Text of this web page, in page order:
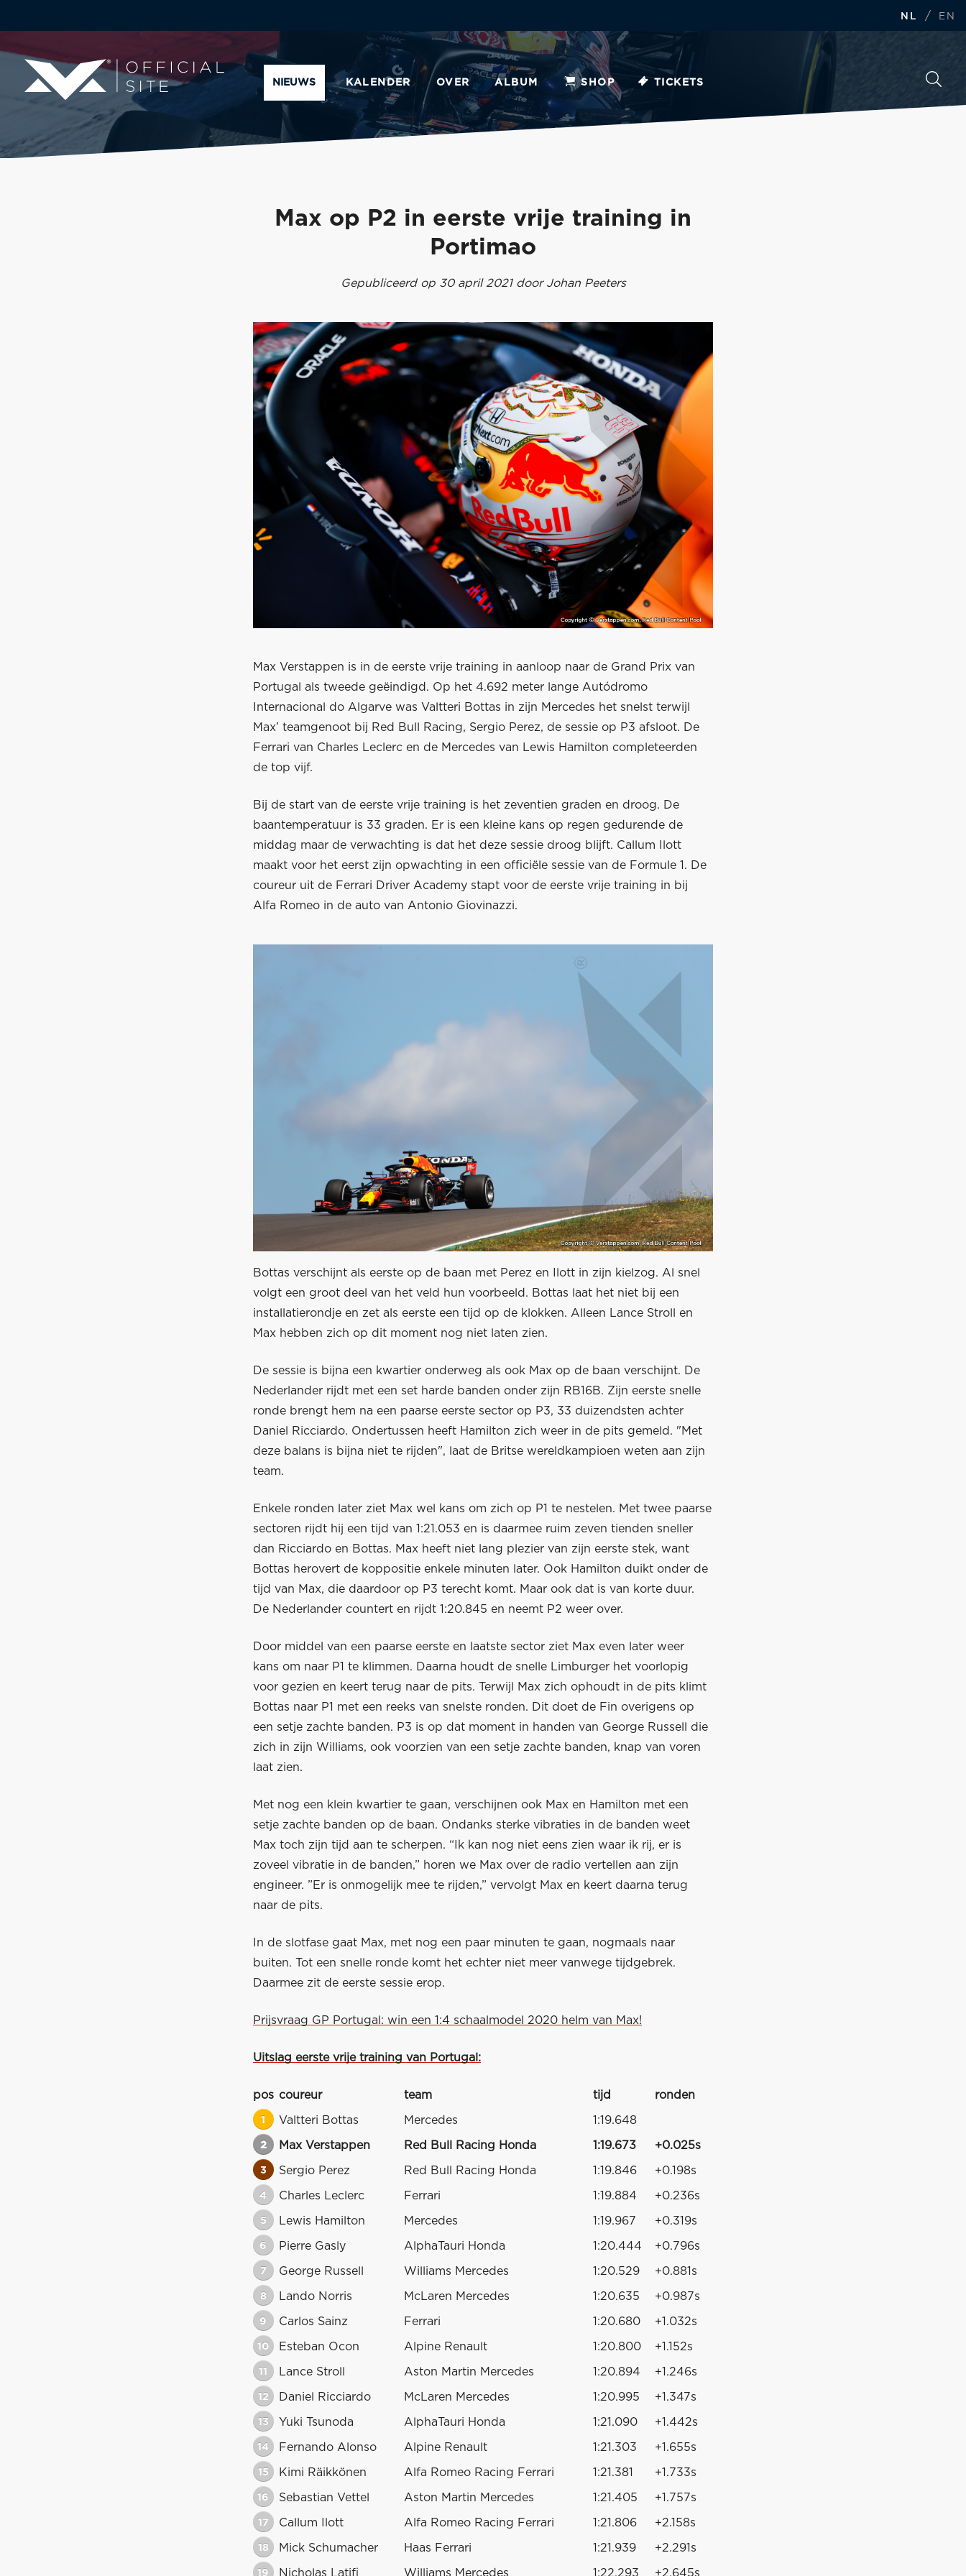
NL / EN
NIEUWS KALENDER OVER ALBUM SHOP TICKETS
Max op P2 in eerste vrije training in
Portimao
Gepubliceerd op 30 april 2021 door Johan Peeters
Max Verstappen is in de eerste vrije training in aanloop naar de Grand Prix van
Portugal als tweede geëindigd. Op het 4.692 meter lange Autódromo
Internacional do Algarve was Valtteri Bottas in zijn Mercedes het snelst terwijl
Max’ teamgenoot bij Red Bull Racing, Sergio Perez, de sessie op P3 afsloot. De
Ferrari van Charles Leclerc en de Mercedes van Lewis Hamilton completeerden
de top vijf.
Bij de start van de eerste vrije training is het zeventien graden en droog. De
baantemperatuur is 33 graden. Er is een kleine kans op regen gedurende de
middag maar de verwachting is dat het deze sessie droog blijft. Callum Ilott
maakt voor het eerst zijn opwachting in een officiële sessie van de Formule 1. De
coureur uit de Ferrari Driver Academy stapt voor de eerste vrije training in bij
Alfa Romeo in de auto van Antonio Giovinazzi.
Bottas verschijnt als eerste op de baan met Perez en Ilott in zijn kielzog. Al snel
volgt een groot deel van het veld hun voorbeeld. Bottas laat het niet bij een
installatierondje en zet als eerste een tijd op de klokken. Alleen Lance Stroll en
Max hebben zich op dit moment nog niet laten zien.
De sessie is bijna een kwartier onderweg als ook Max op de baan verschijnt. De
Nederlander rijdt met een set harde banden onder zijn RB16B. Zijn eerste snelle
ronde brengt hem na een paarse eerste sector op P3, 33 duizendsten achter
Daniel Ricciardo. Ondertussen heeft Hamilton zich weer in de pits gemeld. "Met
deze balans is bijna niet te rijden", laat de Britse wereldkampioen weten aan zijn
team.
Enkele ronden later ziet Max wel kans om zich op P1 te nestelen. Met twee paarse
sectoren rijdt hij een tijd van 1:21.053 en is daarmee ruim zeven tienden sneller
dan Ricciardo en Bottas. Max heeft niet lang plezier van zijn eerste stek, want
Bottas herovert de koppositie enkele minuten later. Ook Hamilton duikt onder de
tijd van Max, die daardoor op P3 terecht komt. Maar ook dat is van korte duur.
De Nederlander countert en rijdt 1:20.845 en neemt P2 weer over.
Door middel van een paarse eerste en laatste sector ziet Max even later weer
kans om naar P1 te klimmen. Daarna houdt de snelle Limburger het voorlopig
voor gezien en keert terug naar de pits. Terwijl Max zich ophoudt in de pits klimt
Bottas naar P1 met een reeks van snelste ronden. Dit doet de Fin overigens op
een setje zachte banden. P3 is op dat moment in handen van George Russell die
zich in zijn Williams, ook voorzien van een setje zachte banden, knap van voren
laat zien.
Met nog een klein kwartier te gaan, verschijnen ook Max en Hamilton met een
setje zachte banden op de baan. Ondanks sterke vibraties in de banden weet
Max toch zijn tijd aan te scherpen. “Ik kan nog niet eens zien waar ik rij, er is
zoveel vibratie in de banden,” horen we Max over de radio vertellen aan zijn
engineer. ”Er is onmogelijk mee te rijden,” vervolgt Max en keert daarna terug
naar de pits.
In de slotfase gaat Max, met nog een paar minuten te gaan, nogmaals naar
buiten. Tot een snelle ronde komt het echter niet meer vanwege tijdgebrek.
Daarmee zit de eerste sessie erop.
Prijsvraag GP Portugal: win een 1:4 schaalmodel 2020 helm van Max!
Uitslag eerste vrije training van Portugal:
pos coureur team tijd ronden
1 Valtteri Bottas Mercedes 1:19.648
2 Max Verstappen Red Bull Racing Honda 1:19.673 +0.025s
3 Sergio Perez Red Bull Racing Honda 1:19.846 +0.198s
4 Charles Leclerc Ferrari 1:19.884 +0.236s
5 Lewis Hamilton Mercedes 1:19.967 +0.319s
6 Pierre Gasly AlphaTauri Honda 1:20.444 +0.796s
7 George Russell Williams Mercedes 1:20.529 +0.881s
8 Lando Norris McLaren Mercedes 1:20.635 +0.987s
9 Carlos Sainz Ferrari 1:20.680 +1.032s
10 Esteban Ocon Alpine Renault 1:20.800 +1.152s
11 Lance Stroll Aston Martin Mercedes 1:20.894 +1.246s
12 Daniel Ricciardo McLaren Mercedes 1:20.995 +1.347s
13 Yuki Tsunoda AlphaTauri Honda 1:21.090 +1.442s
14 Fernando Alonso Alpine Renault 1:21.303 +1.655s
15 Kimi Räikkönen Alfa Romeo Racing Ferrari 1:21.381 +1.733s
16 Sebastian Vettel Aston Martin Mercedes 1:21.405 +1.757s
17 Callum Ilott Alfa Romeo Racing Ferrari 1:21.806 +2.158s
18 Mick Schumacher Haas Ferrari 1:21.939 +2.291s
19 Nicholas Latifi Williams Mercedes 1:22.293 +2.645s